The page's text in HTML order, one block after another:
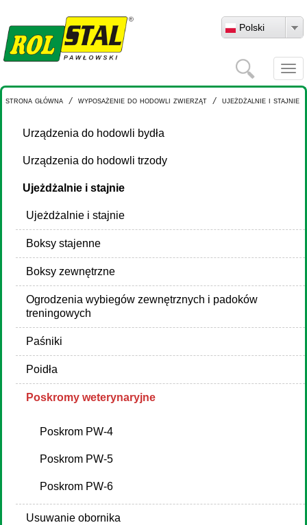
Polski
Szukaj
strona główna / wyposażenie do hodowli zwierząt / ujeżdżalnie i stajnie
Urządzenia do hodowli bydła
Urządzenia do hodowli trzody
Ujeżdżalnie i stajnie
Ujeżdżalnie i stajnie
Boksy stajenne
Boksy zewnętrzne
Ogrodzenia wybiegów zewnętrznych i padoków
treningowych
Paśniki
Poidła
Poskromy weterynaryjne
Poskrom PW-4
Poskrom PW-5
Poskrom PW-6
Usuwanie obornika